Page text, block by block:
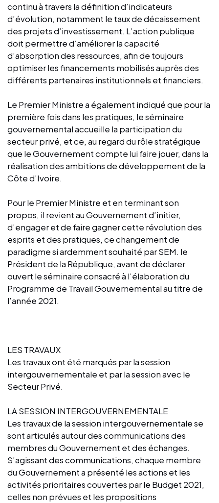
continu à travers la définition d’indicateurs
d’évolution, notamment le taux de décaissement
des projets d’investissement. L’action publique
doit permettre d’améliorer la capacité
d’absorption des ressources, afin de toujours
optimiser les financements mobilisés auprès des
différents partenaires institutionnels et financiers.
Le Premier Ministre a également indiqué que pour la
première fois dans les pratiques, le séminaire
gouvernemental accueille la participation du
secteur privé, et ce, au regard du rôle stratégique
que le Gouvernement compte lui faire jouer, dans la
réalisation des ambitions de développement de la
Côte d’Ivoire.
Pour le Premier Ministre et en terminant son
propos, il revient au Gouvernement d’initier,
d’engager et de faire gagner cette révolution des
esprits et des pratiques, ce changement de
paradigme si ardemment souhaité par SEM. le
Président de la République, avant de déclarer
ouvert le séminaire consacré à l’élaboration du
Programme de Travail Gouvernemental au titre de
l’année 2021.
LES TRAVAUX
Les travaux ont été marqués par la session
intergouvernementale et par la session avec le
Secteur Privé.
LA SESSION INTERGOUVERNEMENTALE
Les travaux de la session intergouvernementale se
sont articulés autour des communications des
membres du Gouvernement et des échanges.
S’agissant des communications, chaque membre
du Gouvernement a présenté les actions et les
activités prioritaires couvertes par le Budget 2021,
celles non prévues et les propositions